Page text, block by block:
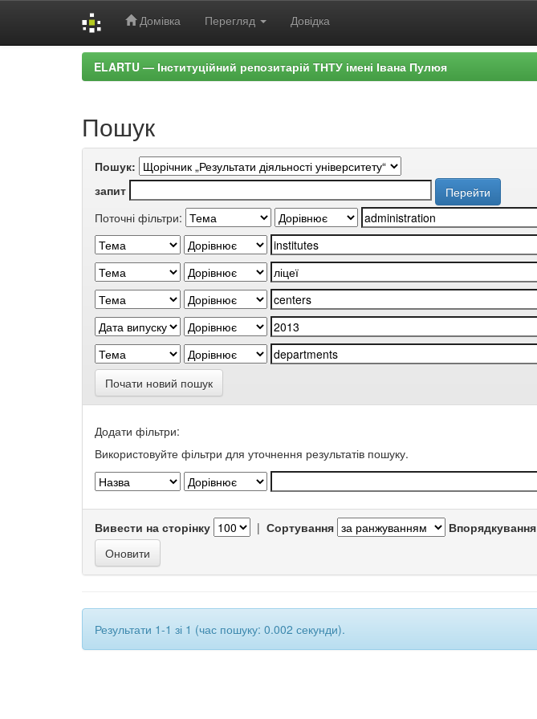
Домівка Перегляд Довідка
ELARTU — Інституційний репозитарій ТНТУ імені Івана Пулюя
Пошук
Пошук:
запит
Поточні фільтри:
Почати новий пошук
Додати фільтри:
Використовуйте фільтри для уточнення результатів пошуку.
Вивести на сторінку | Сортування Впорядкування
Результати 1-1 зі 1 (час пошуку: 0.002 секунди).